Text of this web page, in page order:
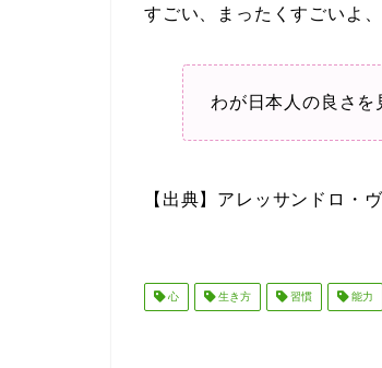
すごい、まったくすごいよ
わが日本人の良さを
【出典】アレッサンドロ・
心 生き方 習慣 能力